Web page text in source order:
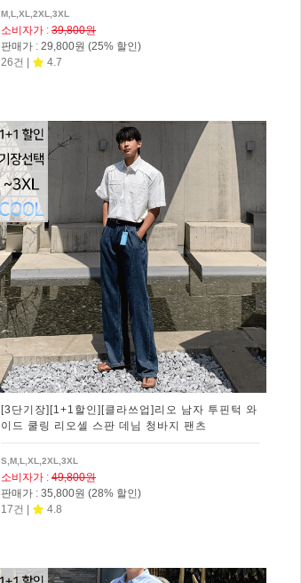
M,L,XL,2XL,3XL
소비자가 : 39,800원
판매가 : 29,800원 (25% 할인)
26건 |
4.7
[3단기장][1+1할인][클라쓰업]리오 남자 투핀턱 와
이드 쿨링 리오셀 스판 데님 청바지 팬츠
S,M,L,XL,2XL,3XL
소비자가 : 49,800원
판매가 : 35,800원 (28% 할인)
17건 |
4.8